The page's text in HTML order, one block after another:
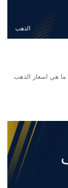
الذهب
ما هي اسعار الذهب